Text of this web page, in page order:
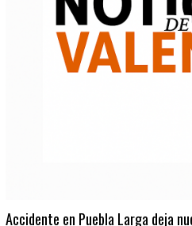
Accidente en Puebla Larga deja